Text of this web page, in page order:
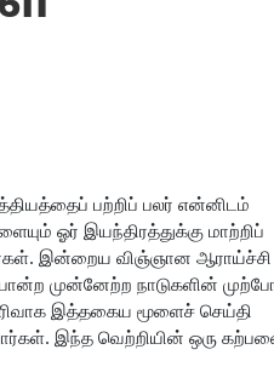
பற்றிப் பலர் என்னிடம்
ஓர் இயந்திரத்துக்கு மாற்றிப்
இன்றைய விஞ்ஞான ஆராய்ச்சி
முன்னேற்ற நாடுகளின்
இத்தகைய மூளைச் செய்தி
இந்த வெற்றியின் ஒரு